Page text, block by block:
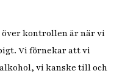
kontrollen är när vi
Vi förnekar att vi
vi kanske till och